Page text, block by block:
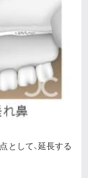
として、延長する